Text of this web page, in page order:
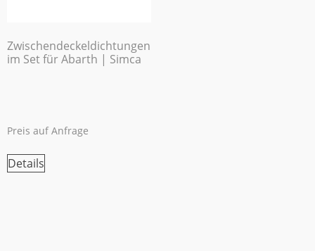
Zwischendeckeldichtungen
im Set für Abarth | Simca
Preis auf Anfrage
Details